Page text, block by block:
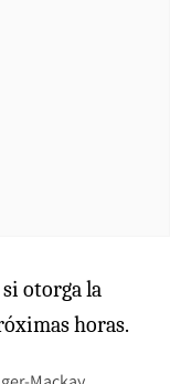
si otorga la
horas.